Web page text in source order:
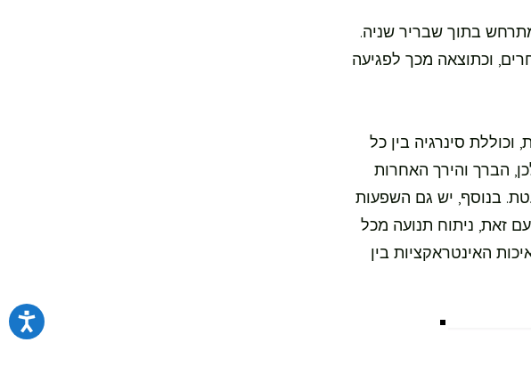
בתוך שבריר שניה.
וכתוצאה מכך לפגיעה
סינרגיה בין כל
הברך והירך האחרות
בנוסף, יש גם השפעות
זאת, ניתוח תנועה מכל
האינטראקציות בין